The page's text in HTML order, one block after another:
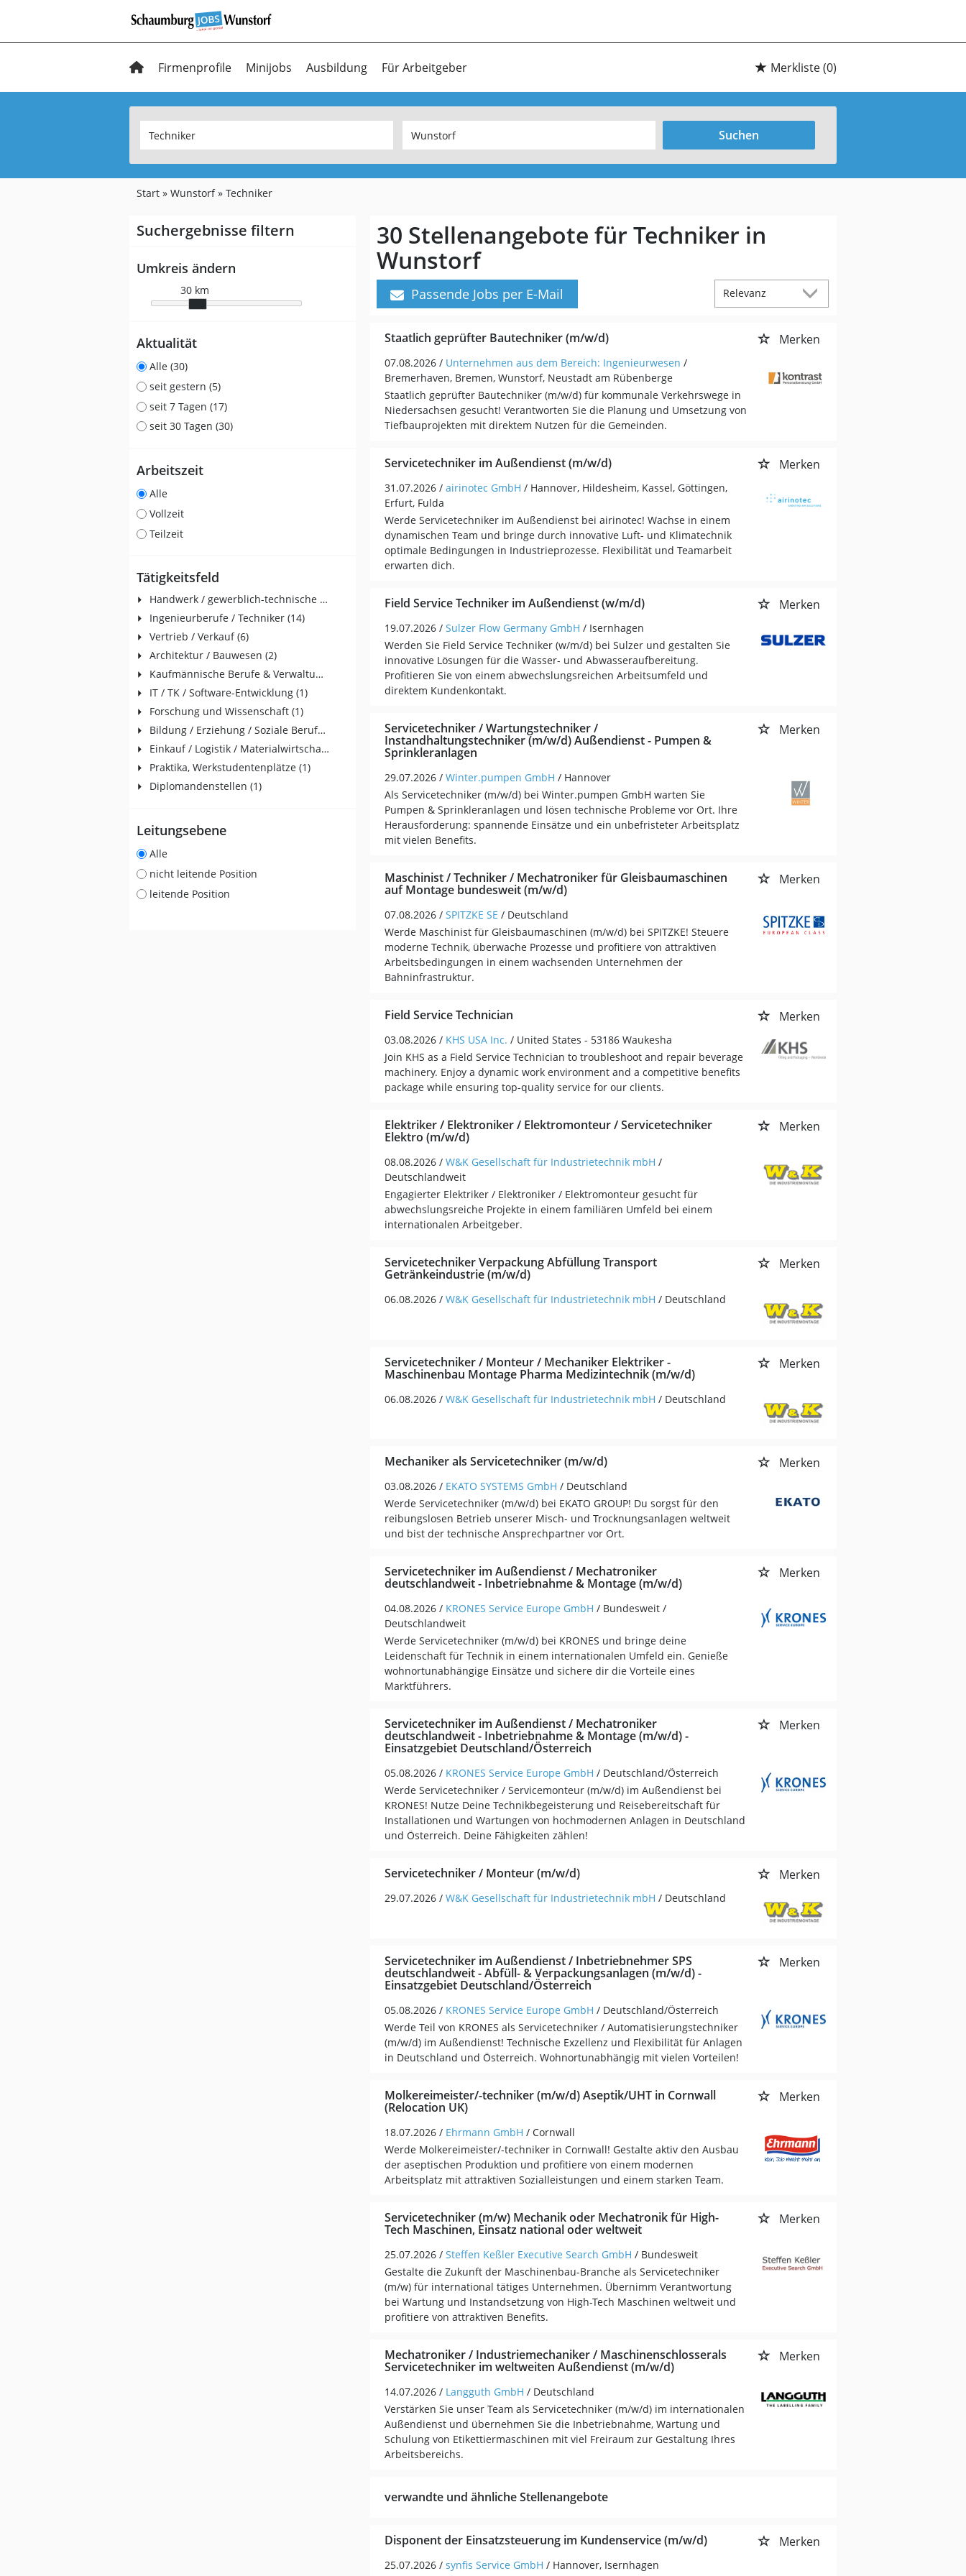
Firmenprofile Minijobs Ausbildung Für Arbeitgeber Merkliste(0)
Suchen
Start Wunstorf Techniker
Suchergebnisse filtern
Umkreis ändern
30 km
Aktualität
Alle (30)
seit gestern (5)
seit 7 Tagen (17)
seit 30 Tagen (30)
Arbeitszeit
Alle
Vollzeit
Teilzeit
Tätigkeitsfeld
Handwerk / gewerblich-technische Berufe (20)
Ingenieurberufe / Techniker (14)
Vertrieb / Verkauf (6)
Architektur / Bauwesen (2)
Kaufmännische Berufe & Verwaltung (1)
IT / TK / Software-Entwicklung (1)
Forschung und Wissenschaft (1)
Bildung / Erziehung / Soziale Berufe (1)
Einkauf / Logistik / Materialwirtschaft (1)
Praktika, Werkstudentenplätze (1)
Diplomandenstellen (1)
Leitungsebene
Alle
nicht leitende Position
leitende Position
30 Stellenangebote für Techniker in
Wunstorf
Passende Jobs per E-Mail
Staatlich geprüfter Bautechniker (m/w/d) Merken
07.08.2026 / Unternehmen aus dem Bereich: Ingenieurwesen /
Bremerhaven, Bremen, Wunstorf, Neustadt am Rübenberge
Staatlich geprüfter Bautechniker (m/w/d) für kommunale Verkehrswege in
Niedersachsen gesucht! Verantworten Sie die Planung und Umsetzung von
Tiefbauprojekten mit direktem Nutzen für die Gemeinden.
Servicetechniker im Außendienst (m/w/d) Merken
31.07.2026 / airinotec GmbH / Hannover, Hildesheim, Kassel, Göttingen,
Erfurt, Fulda
Werde Servicetechniker im Außendienst bei airinotec! Wachse in einem
dynamischen Team und bringe durch innovative Luft- und Klimatechnik
optimale Bedingungen in Industrieprozesse. Flexibilität und Teamarbeit
erwarten dich.
Field Service Techniker im Außendienst (w/m/d) Merken
19.07.2026 / Sulzer Flow Germany GmbH / Isernhagen
Werden Sie Field Service Techniker (w/m/d) bei Sulzer und gestalten Sie
innovative Lösungen für die Wasser- und Abwasseraufbereitung.
Profitieren Sie von einem abwechslungsreichen Arbeitsumfeld und
direktem Kundenkontakt.
Servicetechniker / Wartungstechniker /
Instandhaltungstechniker (m/w/d) Außendienst - Pumpen &
Sprinkleranlagen
Merken
29.07.2026 / Winter.pumpen GmbH / Hannover
Als Servicetechniker (m/w/d) bei Winter.pumpen GmbH warten Sie
Pumpen & Sprinkleranlagen und lösen technische Probleme vor Ort. Ihre
Herausforderung: spannende Einsätze und ein unbefristeter Arbeitsplatz
mit vielen Benefits.
Maschinist / Techniker / Mechatroniker für Gleisbaumaschinen
auf Montage bundesweit (m/w/d)
Merken
07.08.2026 / SPITZKE SE / Deutschland
Werde Maschinist für Gleisbaumaschinen (m/w/d) bei SPITZKE! Steuere
moderne Technik, überwache Prozesse und profitiere von attraktiven
Arbeitsbedingungen in einem wachsenden Unternehmen der
Bahninfrastruktur.
Field Service Technician Merken
03.08.2026 / KHS USA Inc. / United States - 53186 Waukesha
Join KHS as a Field Service Technician to troubleshoot and repair beverage
machinery. Enjoy a dynamic work environment and a competitive benefits
package while ensuring top-quality service for our clients.
Elektriker / Elektroniker / Elektromonteur / Servicetechniker
Elektro (m/w/d)
Merken
08.08.2026 / W&K Gesellschaft für Industrietechnik mbH /
Deutschlandweit
Engagierter Elektriker / Elektroniker / Elektromonteur gesucht für
abwechslungsreiche Projekte in einem familiären Umfeld bei einem
internationalen Arbeitgeber.
Servicetechniker Verpackung Abfüllung Transport
Getränkeindustrie (m/w/d)
Merken
06.08.2026 / W&K Gesellschaft für Industrietechnik mbH / Deutschland
Servicetechniker / Monteur / Mechaniker Elektriker -
Maschinenbau Montage Pharma Medizintechnik (m/w/d)
Merken
06.08.2026 / W&K Gesellschaft für Industrietechnik mbH / Deutschland
Mechaniker als Servicetechniker (m/w/d) Merken
03.08.2026 / EKATO SYSTEMS GmbH / Deutschland
Werde Servicetechniker (m/w/d) bei EKATO GROUP! Du sorgst für den
reibungslosen Betrieb unserer Misch- und Trocknungsanlagen weltweit
und bist der technische Ansprechpartner vor Ort.
Servicetechniker im Außendienst / Mechatroniker
deutschlandweit - Inbetriebnahme & Montage (m/w/d)
Merken
04.08.2026 / KRONES Service Europe GmbH / Bundesweit /
Deutschlandweit
Werde Servicetechniker (m/w/d) bei KRONES und bringe deine
Leidenschaft für Technik in einem internationalen Umfeld ein. Genieße
wohnortunabhängige Einsätze und sichere dir die Vorteile eines
Marktführers.
Servicetechniker im Außendienst / Mechatroniker
deutschlandweit - Inbetriebnahme & Montage (m/w/d) -
Einsatzgebiet Deutschland/Österreich
Merken
05.08.2026 / KRONES Service Europe GmbH / Deutschland/Österreich
Werde Servicetechniker / Servicemonteur (m/w/d) im Außendienst bei
KRONES! Nutze Deine Technikbegeisterung und Reisebereitschaft für
Installationen und Wartungen von hochmodernen Anlagen in Deutschland
und Österreich. Deine Fähigkeiten zählen!
Servicetechniker / Monteur (m/w/d) Merken
29.07.2026 / W&K Gesellschaft für Industrietechnik mbH / Deutschland
Servicetechniker im Außendienst / Inbetriebnehmer SPS
deutschlandweit - Abfüll- & Verpackungsanlagen (m/w/d) -
Einsatzgebiet Deutschland/Österreich
Merken
05.08.2026 / KRONES Service Europe GmbH / Deutschland/Österreich
Werde Teil von KRONES als Servicetechniker / Automatisierungstechniker
(m/w/d) im Außendienst! Technische Exzellenz und Flexibilität für Anlagen
in Deutschland und Österreich. Wohnortunabhängig mit vielen Vorteilen!
Molkereimeister/-techniker (m/w/d) Aseptik/UHT in Cornwall
(Relocation UK)
Merken
18.07.2026 / Ehrmann GmbH / Cornwall
Werde Molkereimeister/-techniker in Cornwall! Gestalte aktiv den Ausbau
der aseptischen Produktion und profitiere von einem modernen
Arbeitsplatz mit attraktiven Sozialleistungen und einem starken Team.
Servicetechniker (m/w) Mechanik oder Mechatronik für High-
Tech Maschinen, Einsatz national oder weltweit
Merken
25.07.2026 / Steffen Keßler Executive Search GmbH / Bundesweit
Gestalte die Zukunft der Maschinenbau-Branche als Servicetechniker
(m/w) für international tätiges Unternehmen. Übernimm Verantwortung
bei Wartung und Instandsetzung von High-Tech Maschinen weltweit und
profitiere von attraktiven Benefits.
Mechatroniker / Industriemechaniker / Maschinenschlosserals
Servicetechniker im weltweiten Außendienst (m/w/d)
Merken
14.07.2026 / Langguth GmbH / Deutschland
Verstärken Sie unser Team als Servicetechniker (m/w/d) im internationalen
Außendienst und übernehmen Sie die Inbetriebnahme, Wartung und
Schulung von Etikettiermaschinen mit viel Freiraum zur Gestaltung Ihres
Arbeitsbereichs.
verwandte und ähnliche Stellenangebote
Disponent der Einsatzsteuerung im Kundenservice (m/w/d) Merken
25.07.2026 / synfis Service GmbH / Hannover, Isernhagen